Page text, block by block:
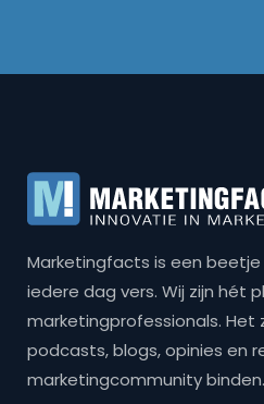
Marketingfacts is een beetje
iedere dag vers. Wij zijn hét
marketingprofessionals. Het
podcasts, blogs, opinies en
marketingcommunity binden.